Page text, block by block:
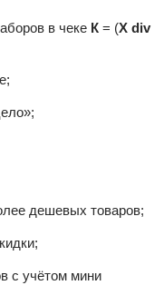
в чеке К= (X div
дешевых товаров;
с учётом мини